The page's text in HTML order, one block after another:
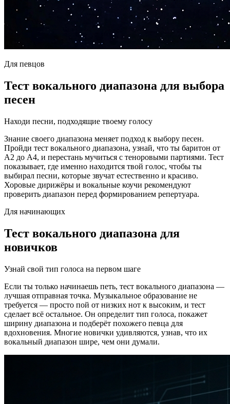
Для певцов
Тест вокального диапазона для выбора
песен
Находи песни, подходящие твоему голосу
Знание своего диапазона меняет подход к выбору песен.
Пройди тест вокального диапазона, узнай, что ты баритон от
A2 до A4, и перестань мучиться с теноровыми партиями. Тест
показывает, где именно находится твой голос, чтобы ты
выбирал песни, которые звучат естественно и красиво.
Хоровые дирижёры и вокальные коучи рекомендуют
проверить диапазон перед формированием репертуара.
Для начинающих
Тест вокального диапазона для
новичков
Узнай свой тип голоса на первом шаге
Если ты только начинаешь петь, тест вокального диапазона —
лучшая отправная точка. Музыкальное образование не
требуется — просто пой от низких нот к высоким, и тест
сделает всё остальное. Он определит тип голоса, покажет
ширину диапазона и подберёт похожего певца для
вдохновения. Многие новички удивляются, узнав, что их
вокальный диапазон шире, чем они думали.